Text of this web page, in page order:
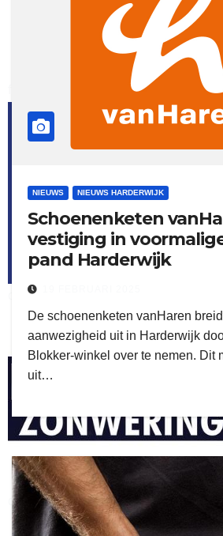
kleijer
ook adverteren
duo montage
NIEUWS NIEUWS HARDERWIJK
Schoenenketen
vestiging in
pand Harderwijk
De schoenenketen vanHaren
aanwezigheid uit in Harderwijk
Blokker-winkel over te nemen. Dit
uit…